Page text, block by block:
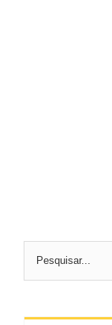
Pesquisar